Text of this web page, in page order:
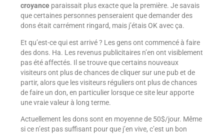
croyanceparaissait plus exacte que la première. Je savais
que certaines personnes penseraient que demander des
dons était carrément ringard, mais j’étais OK avec ça.
Et qu’est-ce qui est arrivé ? Les gens ont commencé à faire
des dons. Ha. Les revenus publicitaires n’en ont visiblement
pas été affectés. Il se trouve que certains nouveaux
visiteurs ont plus de chances de cliquer sur une pub et de
partir, alors que les visiteurs réguliers ont plus de chances
de faire un don, en particulier lorsque ce site leur apporte
une vraie valeur à long terme.
Actuellement les dons sont en moyenne de 50$/jour. Même
si ce n’est pas suffisant pour que j’en vive, c’est un bon